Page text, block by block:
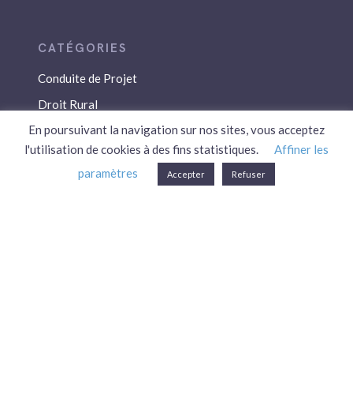
Conduite de Projet
Droit Rural
Droit Social
Économie / Gestion
Environnement
En poursuivant la navigation sur nos sites, vous acceptez
l'utilisation de cookies à des fins statistiques.
Affiner les
paramètres
Accepter Refuser